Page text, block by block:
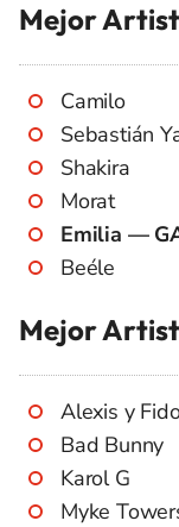
Mejor
Camilo
Sebastián
Shakira
Morat
Emilia —
Beéle
Mejor
Alexis y
Bad Bunny
Karol G
Myke